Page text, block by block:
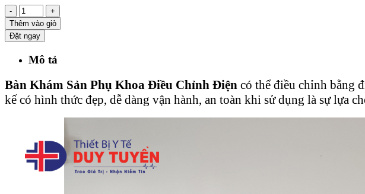
-
+
Thêm vào giỏ
Đặt ngay
Mô tả
Bàn Khám Sản Phụ Khoa Điều Chỉnh Điện có thể điều chỉnh bằng
kế có hình thức đẹp, dễ dàng vận hành, an toàn khi sử dụng là sự lựa